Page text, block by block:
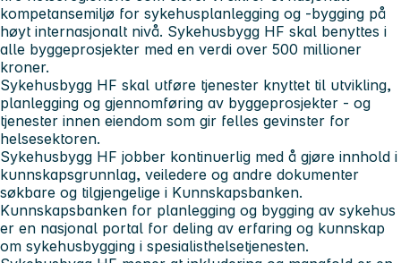
kompetansemiljø for sykehusplanlegging og -bygging på
høyt internasjonalt nivå. Sykehusbygg HF skal benyttes i
alle byggeprosjekter med en verdi over 500 millioner
kroner.
Sykehusbygg HF skal utføre tjenester knyttet til utvikling,
planlegging og gjennomføring av byggeprosjekter - og
tjenester innen eiendom som gir felles gevinster for
helsesektoren.
Sykehusbygg HF jobber kontinuerlig med å gjøre innhold i
kunnskapsgrunnlag, veiledere og andre dokumenter
søkbare og tilgjengelige i Kunnskapsbanken.
Kunnskapsbanken for planlegging og bygging av sykehus
er en nasjonal portal for deling av erfaring og kunnskap
om sykehusbygging i spesialisthelsetjenesten.